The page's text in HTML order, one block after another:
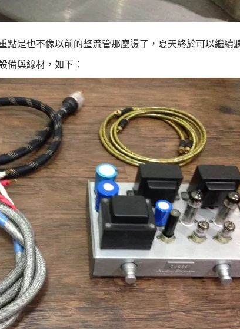
點是也不像以前的整流管那麼燙了，夏天終於可以繼續
備與線材，如下：